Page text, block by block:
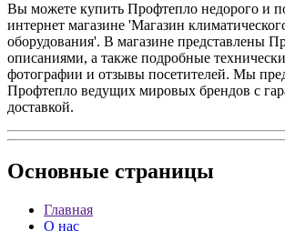
Вы можете купить Профтепло недорого и
интернет магазине 'Магазин
оборудования'. В магазине представлены
описаниями, а также подробные
фотографии и отзывы посетителей. Мы
Профтепло ведущих мировых брендов с
доставкой.
Основные страницы
Главная
О нас